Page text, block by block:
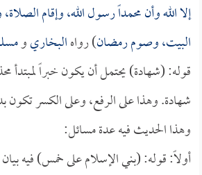
إلا الله وأن محمداً رسول الله، وإقام
البيت، وصوم رمضان) رواهالبخاريو
قوله: (شهادة) يحتمل أن يكون خبراً لمبتدأ
شهادة. وهذا على الرفع، وعلى الكسر
وهذا الحديث فيه عدة مسائل:
أولاً: قوله: (بني الإسلام على خمس) فيه